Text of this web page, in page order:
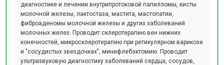
диагностике и лечении внутрипротоковой папилломы, кисты
молочной железы, лактостаза, мастита, мастопатии,
фиброаденомы молочной железы и других заболеваний
молочных желез. Проводит склеротерапию вен нижних
конечностей, микросклеротерапию при ретикулярном варикозе
и "сосудистых звездочках", минифлебэктомию. Проводит
ультразвуковую диагностику заболеваний сердца, сосудов,